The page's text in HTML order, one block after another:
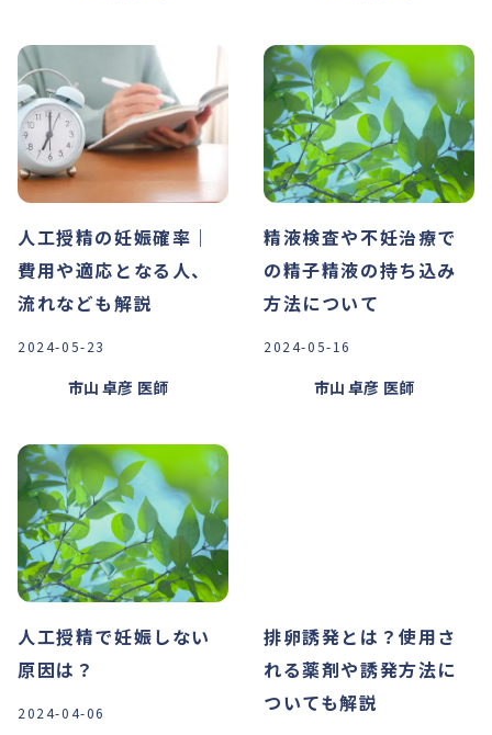
人工授精の妊娠確率｜
費用や適応となる人、
流れなども解説
2024-05-23
市山 卓彦 医師
精液検査や不妊治療で
の精子精液の持ち込み
方法について
2024-05-16
市山 卓彦 医師
人工授精で妊娠しない
原因は？
2024-04-06
排卵誘発とは？使用さ
れる薬剤や誘発方法に
ついても解説